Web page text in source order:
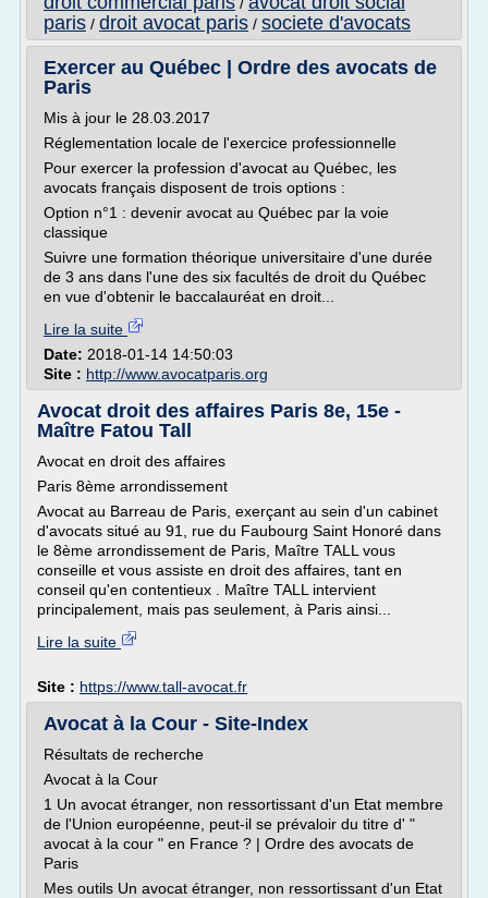
paris / droit avocat paris / societe d'avocats
Exercer au Québec | Ordre des avocats de
Paris
Mis à jour le 28.03.2017
Réglementation locale de l'exercice professionnelle
Pour exercer la profession d'avocat au Québec, les
avocats français disposent de trois options :
Option n°1 : devenir avocat au Québec par la voie
classique
Suivre une formation théorique universitaire d'une durée
de 3 ans dans l'une des six facultés de droit du Québec
en vue d'obtenir le baccalauréat en droit...
Lire la suite
Date: 2018-01-14 14:50:03
Site : http://www.avocatparis.org
Avocat droit des affaires Paris 8e, 15e -
Maître Fatou Tall
Avocat en droit des affaires
Paris 8ème arrondissement
Avocat au Barreau de Paris, exerçant au sein d'un cabinet
d'avocats situé au 91, rue du Faubourg Saint Honoré dans
le 8ème arrondissement de Paris, Maître TALL vous
conseille et vous assiste en droit des affaires, tant en
conseil qu'en contentieux . Maître TALL intervient
principalement, mais pas seulement, à Paris ainsi...
Lire la suite
Site : https://www.tall-avocat.fr
Avocat à la Cour - Site-Index
Résultats de recherche
Avocat à la Cour
1 Un avocat étranger, non ressortissant d'un Etat membre
de l'Union européenne, peut-il se prévaloir du titre d' "
avocat à la cour " en France ? | Ordre des avocats de
Paris
Mes outils Un avocat étranger, non ressortissant d'un Etat